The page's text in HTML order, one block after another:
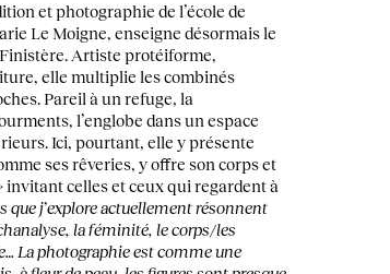
et photographie de l’école de
Le Moigne, enseigne désormais le
Artiste protéiforme,
elle multiplie les combinés
Pareil à un refuge, la
l’englobe dans un espace
Ici, pourtant, elle y présente
ses rêveries, y offre son corps et
invitant celles et ceux qui regardent à
que j’explore actuellement résonnent
la féminité, le corps/les
La photographie est comme une